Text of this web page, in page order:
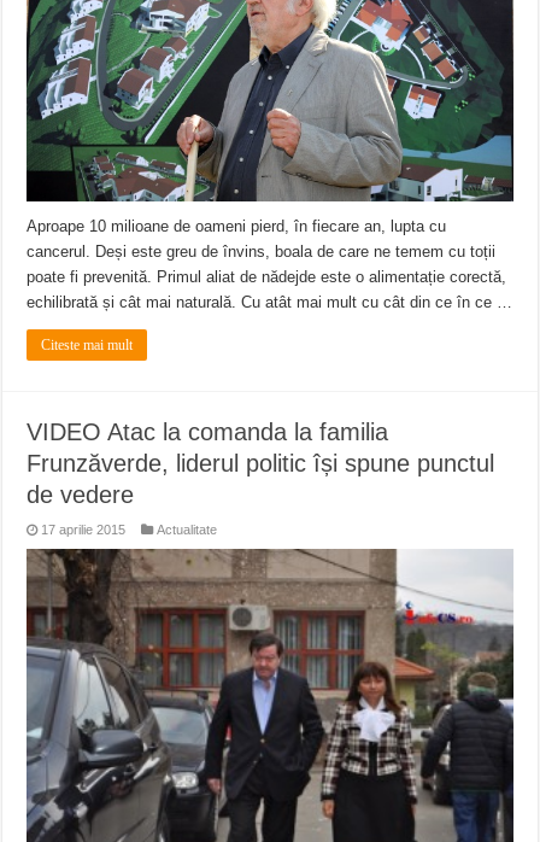
ANUNŢ OPRIRE APĂ în CARANSEBEȘ avarie
ANUNȚ OPRIRE APĂ în Reșița, cartier Țerova – avarie – 04.08.2026
Aproape 10 milioane de oameni pierd, în fiecare an, lupta cu
cancerul. Deși este greu de învins, boala de care ne temem cu toții
poate fi prevenită. Primul aliat de nădejde este o alimentație corectă,
echilibrată și cât mai naturală. Cu atât mai mult cu cât din ce în ce …
Citeste mai mult
VIDEO Atac la comanda la familia
Frunzăverde, liderul politic își spune punctul
de vedere
17 aprilie 2015 Actualitate